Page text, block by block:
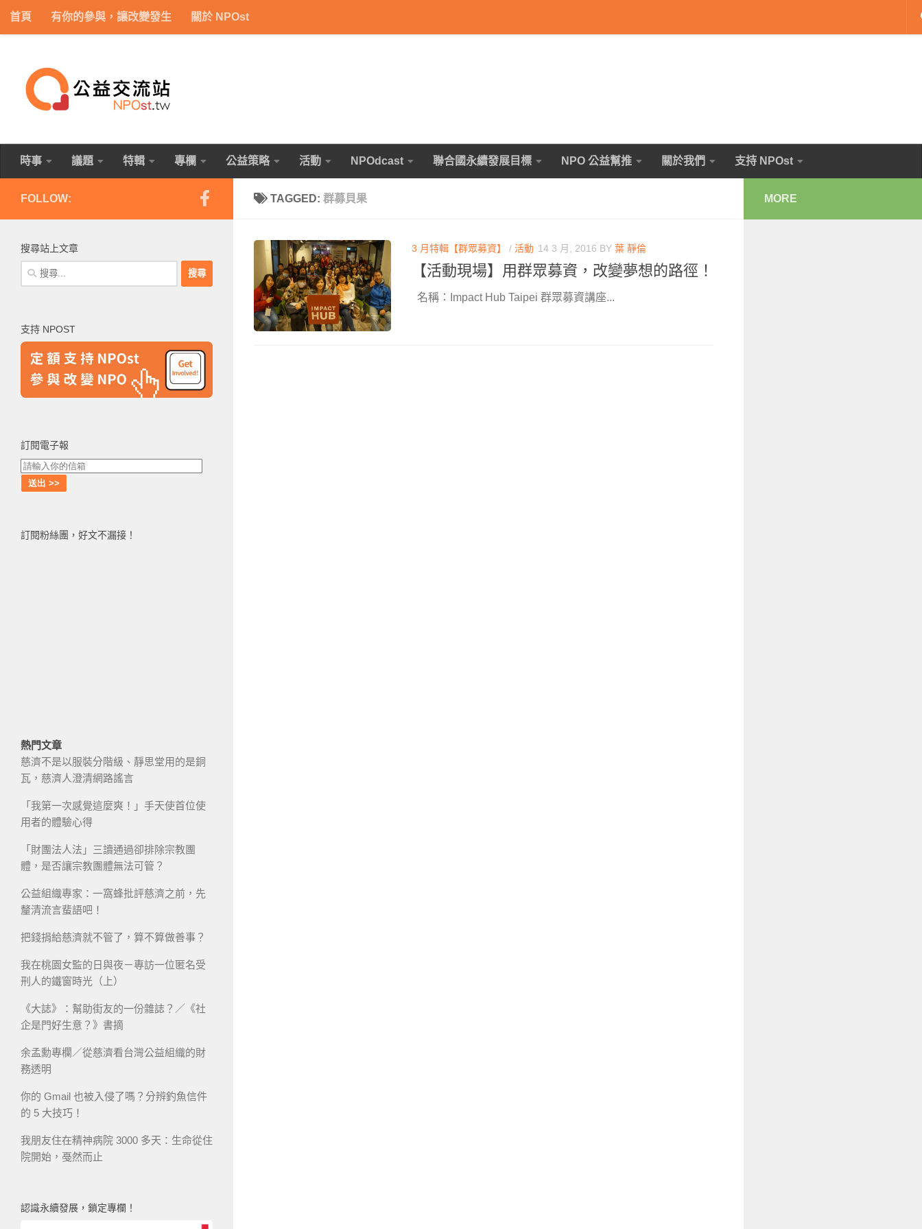
Skip to content
首頁 有你的參與，讓改變發生 關於 NPOst
時事 議題 特輯 專欄 公益策略 活動 NPOdcast 聯合國永續發展目標 NPO 公益幫推 關於我們 支持 NPOst
TAGGED: 群募貝果
3 月特輯【群眾募資】 / 活動 14 3 月, 2016 BY 葉 靜倫
【活動現場】用群眾募資，改變夢想的路徑！
名稱：Impact Hub Taipei 群眾募資講座...
FOLLOW:
搜尋站上文章
搜
尋
字:
支持 NPOST
訂閱電子報
訂閱粉絲團，好文不漏接！
熱門文章
慈濟不是以服裝分階級、靜思堂用的是銅
瓦，慈濟人澄清網路謠言
「我第一次感覺這麼爽！」手天使首位使
用者的體驗心得
「財團法人法」三讀通過卻排除宗教團
體，是否讓宗教團體無法可管？
公益組織專家：一窩蜂批評慈濟之前，先
釐清流言蜚語吧！
把錢捐給慈濟就不管了，算不算做善事？
我在桃園女監的日與夜－專訪一位匿名受
刑人的鐵窗時光（上）
《大誌》：幫助街友的一份雜誌？／《社
企是門好生意？》書摘
余孟勳專欄／從慈濟看台灣公益組織的財
務透明
你的 Gmail 也被入侵了嗎？分辨釣魚信件
的 5 大技巧！
我朋友住在精神病院 3000 多天：生命從住
院開始，戞然而止
認識永續發展，鎖定專欄！
MORE